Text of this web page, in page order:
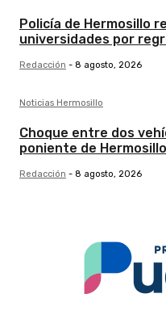
Policía de Hermosillo
universidades por
Redacción - 8 agosto, 2026
Noticias Hermosillo
Choque entre dos
poniente de Hermosillo
Redacción - 8 agosto, 2026